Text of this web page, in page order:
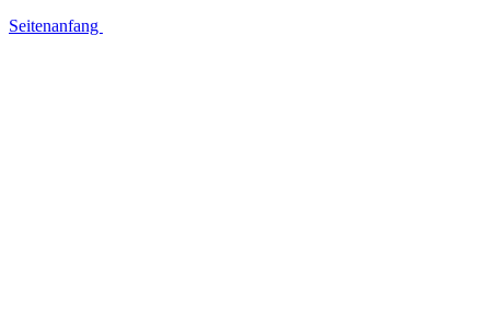
Seitenanfang